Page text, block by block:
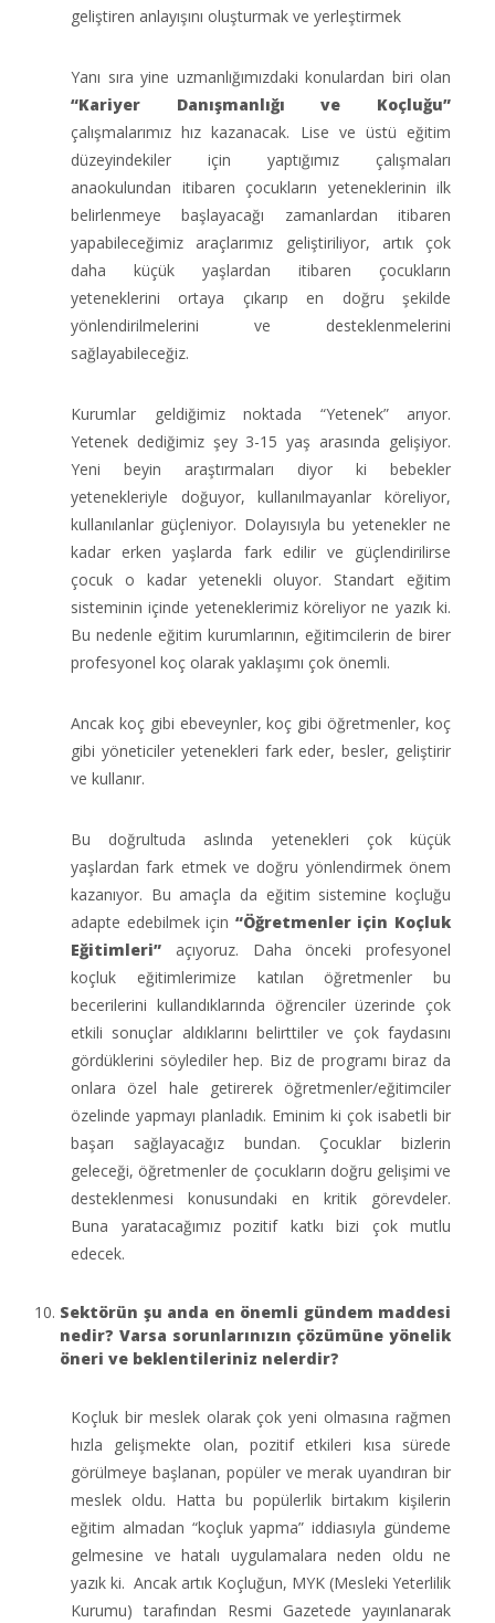
geliştiren anlayışını oluşturmak ve yerleştirmek
Yanı sıra yine uzmanlığımızdaki konulardan biri olan
“Kariyer Danışmanlığı ve Koçluğu”
çalışmalarımız hız kazanacak. Lise ve üstü eğitim
düzeyindekiler için yaptığımız çalışmaları
anaokulundan itibaren çocukların yeteneklerinin ilk
belirlenmeye başlayacağı zamanlardan itibaren
yapabileceğimiz araçlarımız geliştiriliyor, artık çok
daha küçük yaşlardan itibaren çocukların
yeteneklerini ortaya çıkarıp en doğru şekilde
yönlendirilmelerini ve desteklenmelerini
sağlayabileceğiz.
Kurumlar geldiğimiz noktada “Yetenek” arıyor.
Yetenek dediğimiz şey 3-15 yaş arasında gelişiyor.
Yeni beyin araştırmaları diyor ki bebekler
yetenekleriyle doğuyor, kullanılmayanlar köreliyor,
kullanılanlar güçleniyor. Dolayısıyla bu yetenekler ne
kadar erken yaşlarda fark edilir ve güçlendirilirse
çocuk o kadar yetenekli oluyor. Standart eğitim
sisteminin içinde yeteneklerimiz köreliyor ne yazık ki.
Bu nedenle eğitim kurumlarının, eğitimcilerin de birer
profesyonel koç olarak yaklaşımı çok önemli.
Ancak koç gibi ebeveynler, koç gibi öğretmenler, koç
gibi yöneticiler yetenekleri fark eder, besler, geliştirir
ve kullanır.
Bu doğrultuda aslında yetenekleri çok küçük
yaşlardan fark etmek ve doğru yönlendirmek önem
kazanıyor. Bu amaçla da eğitim sistemine koçluğu
adapte edebilmek için “Öğretmenler için Koçluk
Eğitimleri” açıyoruz. Daha önceki profesyonel
koçluk eğitimlerimize katılan öğretmenler bu
becerilerini kullandıklarında öğrenciler üzerinde çok
etkili sonuçlar aldıklarını belirttiler ve çok faydasını
gördüklerini söylediler hep. Biz de programı biraz da
onlara özel hale getirerek öğretmenler/eğitimciler
özelinde yapmayı planladık. Eminim ki çok isabetli bir
başarı sağlayacağız bundan. Çocuklar bizlerin
geleceği, öğretmenler de çocukların doğru gelişimi ve
desteklenmesi konusundaki en kritik görevdeler.
Buna yaratacağımız pozitif katkı bizi çok mutlu
edecek.
Sektörün şu anda en önemli gündem maddesi
nedir? Varsa sorunlarınızın çözümüne yönelik
öneri ve beklentileriniz nelerdir?
Koçluk bir meslek olarak çok yeni olmasına rağmen
hızla gelişmekte olan, pozitif etkileri kısa sürede
görülmeye başlanan, popüler ve merak uyandıran bir
meslek oldu. Hatta bu popülerlik birtakım kişilerin
eğitim almadan “koçluk yapma” iddiasıyla gündeme
gelmesine ve hatalı uygulamalara neden oldu ne
yazık ki. Ancak artık Koçluğun, MYK (Mesleki Yeterlilik
Kurumu) tarafından Resmi Gazetede yayınlanarak